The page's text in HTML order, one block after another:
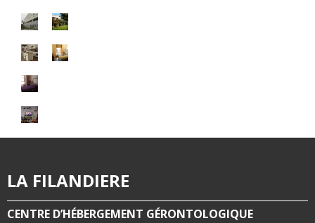
LA FILANDIERE
CENTRE D’HÉBERGEMENT GÉRONTOLOGIQUE